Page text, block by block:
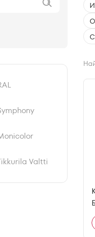
Valtti